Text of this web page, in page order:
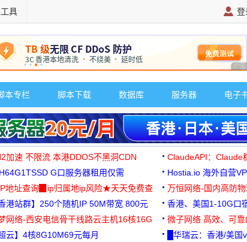
具 登
广
本专栏 脚本下载 数据库 服务器 电子
加速 不限流 本港DDOS不黑洞CDN ClaudeAPI：Claude
G口服务器租用仅需
可免费测试
Hostia.io 海外自营
地址查询▉ip归属地ip风险★天天免费查
万恒网络-国内高防
99元/月起
香港站群】250个随机IP 50M带宽 800元 香港、美国1-10G口
网络-西安电信骨干线路云主机16核16G
/月
微子网络 高效、可
超云】4核8G10M69元每月 █华瑞云：香港/美国